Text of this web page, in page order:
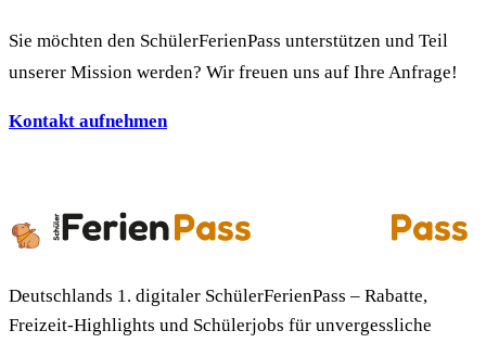
Sie möchten den SchülerFerienPass unterstützen und Teil
unserer Mission werden? Wir freuen uns auf Ihre Anfrage!
Kontakt aufnehmen
Deutschlands 1. digitaler SchülerFerienPass – Rabatte,
Freizeit-Highlights und Schülerjobs für unvergessliche